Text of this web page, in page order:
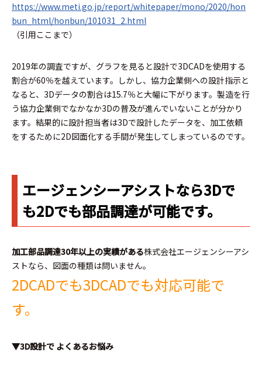
https://www.meti.go.jp/report/whitepaper/mono/2020/hon
bun_html/honbun/101031_2.html
（引用ここまで）
2019年の調査ですが、グラフを見ると設計で3DCADを使用する
割合が60％を越えています。しかし、協力企業側への設計指示と
なると、3Dデータの割合は15.7％と大幅に下がります。製造を行
う協力企業側でなかなか3Dの普及が進んでいないことが分かり
ます。結果的に設計担当者は3Dで設計したデータを、加工依頼
をするために2D図面化する手間が発生してしまっているのです。
エージェンシーアシストなら3Dで
も2Dでも部品調達が可能です。
加工部品調達30年以上の実績がある株式会社エージェンシーアシ
ストなら、図面の種類は問いません。
2DCADでも3DCADでも対応可能で
す。
▼3D設計で よくあるお悩み